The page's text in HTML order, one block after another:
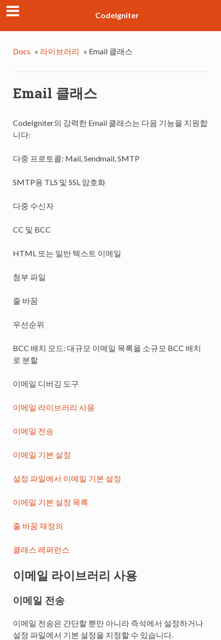
CodeIgniter
Docs » 라이브러리 » Email 클래스
Email 클래스
CodeIgniter의 강력한 Email 클래스는 다음 기능을 지원합
니다:
다중 프로토콜: Mail, Sendmail, SMTP
SMTP용 TLS 및 SSL 암호화
다중 수신자
CC 및 BCC
HTML 또는 일반 텍스트 이메일
첨부 파일
줄 바꿈
우선순위
BCC 배치 모드: 대규모 이메일 목록을 소규모 BCC 배치
로 분할
이메일 디버깅 도구
이메일 라이브러리 사용
이메일 전송
이메일 기본 설정
설정 파일에서 이메일 기본 설정
이메일 기본 설정 목록
줄 바꿈 재정의
클래스 레퍼런스
이메일 라이브러리 사용
이메일 전송
이메일 전송은 간단할 뿐만 아니라 즉석에서 설정하거나
설정 파일에서 기본 설정을 지정할 수 있습니다.